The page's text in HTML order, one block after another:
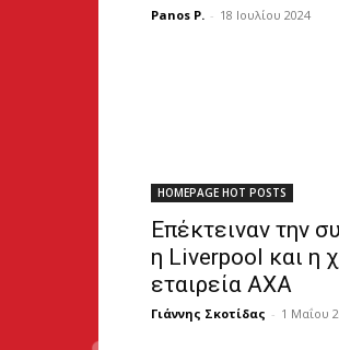
Panos P. - 18 Ιουλίου 2024
HOMEPAGE HOT POSTS
Επέκτειναν την
η Liverpool και η
εταιρεία AXA
Γιάννης Σκοτίδας - 1 Μαΐου